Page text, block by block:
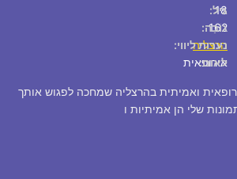
גיל:
18
גוֹבַה:
162
נערות ליווי:
הרצליה
לאום:
אירופאית
ואמיתית בהרצליה שמחכה לפגוש אותך
שלי הן אמיתיות ו